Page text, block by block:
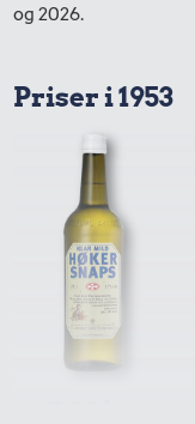
og 2026.
Priser i 1953